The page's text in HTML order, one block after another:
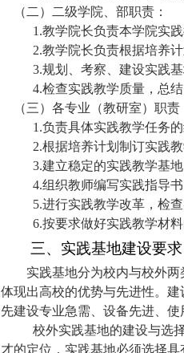
（二）二级学院、部职责：
1.教学院长负责本学院实
2.教学院长负责根据培养
3.规划、考察、建设实践基
4.检查实践教学质量，总
（三）各专业（教研室）职责
1.负责具体实践教学任务的
2.根据培养计划制订实践
3.建立稳定的实践教学基
4.组织教师编写实践指导
5.进行实践教学改革，检
6.按要求做好实践教学材料
三、实践基地建设要求
实践基地分为校内与校外
体现出高校的优势与先进性。
先建设专业急需、设备先进、
校外实践基地的建设与选
才的定位，实践基地必须选择